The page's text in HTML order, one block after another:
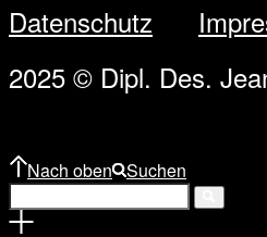
Datenschutz
2025 © Dipl. Des.
Nach oben Suchen